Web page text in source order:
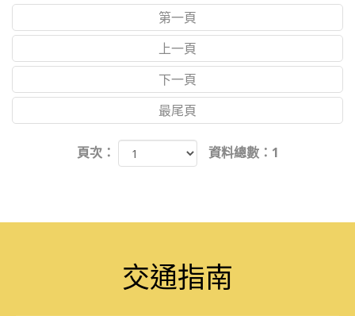
PRODUCT SEARCH產品搜尋
產品搜尋
第一頁
上一頁
下一頁
最尾頁
頁次： 資料總數：1
交通指南